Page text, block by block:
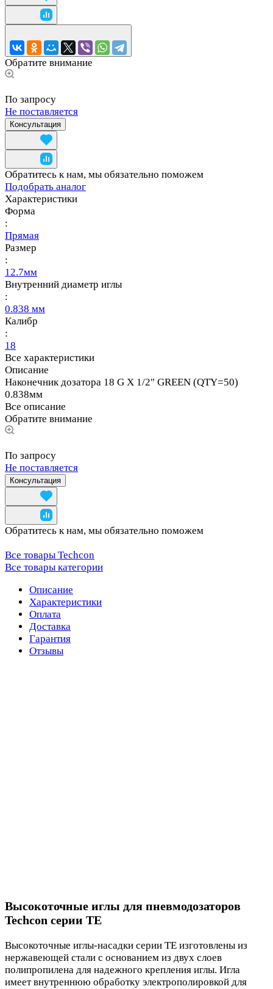
Обратите внимание
По запросу
Не поставляется
Консультация
Обратитесь к нам, мы обязательно поможем
Подобрать аналог
Характеристики
Форма
:
Прямая
Размер
:
12.7мм
Внутренний диаметр иглы
:
0.838 мм
Калибр
:
18
Все характеристики
Описание
Наконечник дозатора 18 G X 1/2" GREEN (QTY=50)
0.838мм
Все описание
Обратите внимание
По запросу
Не поставляется
Консультация
Обратитесь к нам, мы обязательно поможем
Все товары Techcon
Все товары категории
Описание
Характеристики
Оплата
Доставка
Гарантия
Отзывы
Высокоточные иглы для пневмодозаторов
Techcon серии TE
Высокоточные иглы-насадки серии TE изготовлены из
нержавеющей стали с основанием из двух слоев
полипропилена для надежного крепления иглы. Игла
имеет внутреннюю обработку электрополировкой для